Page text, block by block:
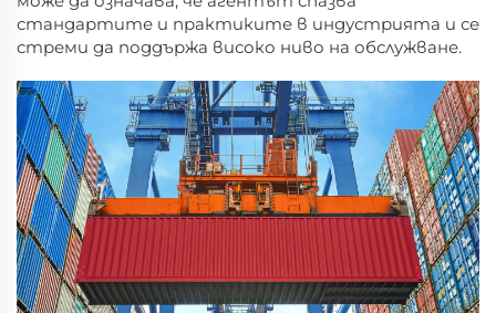
стандартите и практиките в индустрията и се
стреми да поддържа високо ниво на обслужване.